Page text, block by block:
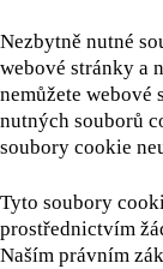
Nezbytně nutné
webové stránky a
nemůžete webové
nutných souborů
soubory cookie
Tyto soubory
prostřednictvím
Naším právním